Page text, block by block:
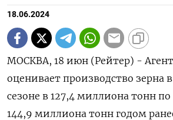
18.06.2024
МОСКВА, 18 июн (Рейтер) -
оценивает производство зерна
сезоне в 127,4 миллиона тонн
144,9 миллиона тонн годом